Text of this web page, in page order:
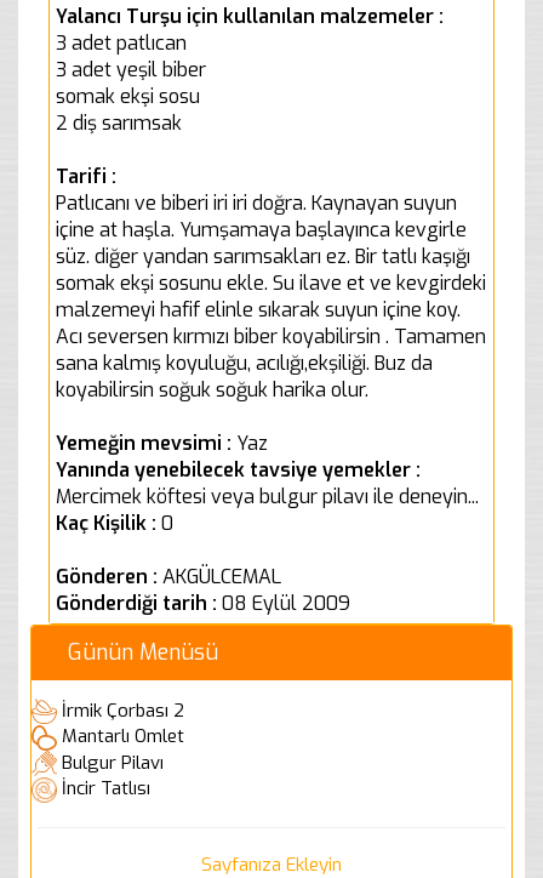
Yalancı Turşu için kullanılan malzemeler :
3 adet patlıcan
3 adet yeşil biber
somak ekşi sosu
2 diş sarımsak
Tarifi :
Patlıcanı ve biberi iri iri doğra. Kaynayan suyun
içine at haşla. Yumşamaya başlayınca kevgirle
süz. diğer yandan sarımsakları ez. Bir tatlı kaşığı
somak ekşi sosunu ekle. Su ilave et ve kevgirdeki
malzemeyi hafif elinle sıkarak suyun içine koy.
Acı seversen kırmızı biber koyabilirsin . Tamamen
sana kalmış koyuluğu, acılığı,ekşiliği. Buz da
koyabilirsin soğuk soğuk harika olur.
Yemeğin mevsimi : Yaz
Yanında yenebilecek tavsiye yemekler :
Mercimek köftesi veya bulgur pilavı ile deneyin...
Kaç Kişilik : 0
Gönderen : AKGÜLCEMAL
Gönderdiği tarih : 08 Eylül 2009
Günün Menüsü
İrmik Çorbası 2
Mantarlı Omlet
Bulgur Pilavı
İncir Tatlısı
Sayfanıza Ekleyin